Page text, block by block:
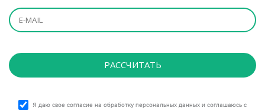
Я даю свое согласие на обработку персональных данных и соглашаюсь с